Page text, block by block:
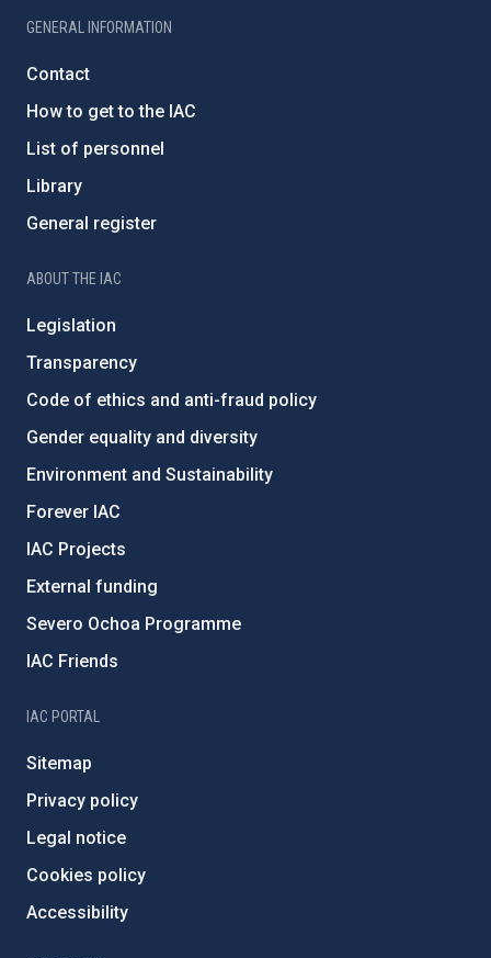
GENERAL INFORMATION
Contact
How to get to the IAC
List of personnel
Library
General register
ABOUT THE IAC
Legislation
Transparency
Code of ethics and anti-fraud policy
Gender equality and diversity
Environment and Sustainability
Forever IAC
IAC Projects
External funding
Severo Ochoa Programme
IAC Friends
IAC PORTAL
Sitemap
Privacy policy
Legal notice
Cookies policy
Accessibility